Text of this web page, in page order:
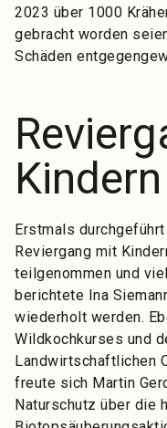
2023 über 1000
gebracht worden
Schäden
Kindern
Erstmals
Reviergang mit
teilgenommen und
berichtete Ina
wiederholt werden.
Wildkochkurses und
Landwirtschaftlichen
freute sich Martin
Naturschutz über die